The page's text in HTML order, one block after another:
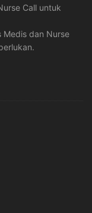
Call untuk
Medis dan Nurse